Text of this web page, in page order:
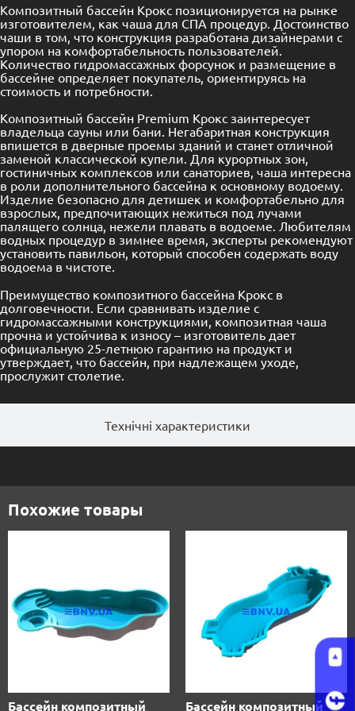
Технічні характеристики
Композитный бассейн Крокс позиционируется на рынке
изготовителем, как чаша для СПА процедур. Достоинство
чаши в том, что конструкция разработана дизайнерами с
упором на комфортабельность пользователей.
Количество гидромассажных форсунок и размещение в
бассейне определяет покупатель, ориентируясь на
стоимость и потребности.
Композитный бассейн Premium Крокс заинтересует
владельца сауны или бани. Негабаритная конструкция
впишется в дверные проемы зданий и станет отличной
заменой классической купели. Для курортных зон,
гостиничных комплексов или санаториев, чаша интересна
в роли дополнительного бассейна к основному водоему.
Изделие безопасно для детишек и комфортабельно для
взрослых, предпочитающих нежиться под лучами
палящего солнца, нежели плавать в водоеме. Любителям
водных процедур в зимнее время, эксперты рекомендуют
установить павильон, который способен содержать воду
водоема в чистоте.
Преимущество композитного бассейна Крокс в
долговечности. Если сравнивать изделие с
гидромассажными конструкциями, композитная чаша
прочна и устойчива к износу – изготовитель дает
официальную 25-летнюю гарантию на продукт и
утверждает, что бассейн, при надлежащем уходе,
прослужит столетие.
Похожие товары
Бассейн композитный Бассейн композитный